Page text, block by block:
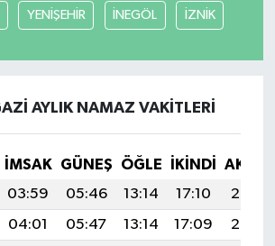
YENİŞEHİR İNEGÖL İZNİK
AYLIK NAMAZ VAKITLERI
İMSAK GÜNEŞ ÖĞLE İKINDI
03:59 05:46 13:14 17:10
20:32
04:01 05:47 13:14 17:09
20:32